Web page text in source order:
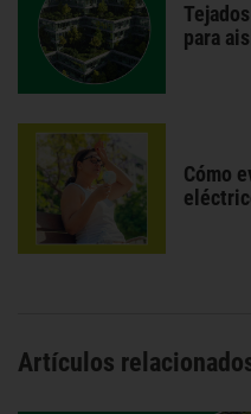
para
Cómo
Artículos